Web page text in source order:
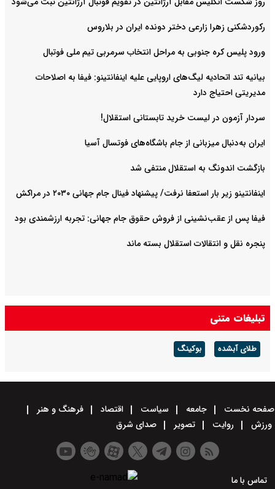
رکوردشکنی زهرا زارعی دختر دونده ایران در بلاروس
ورود پلیس کره جنوبی به مراحل انتخاب سرمربی تیم ملی فوتبال
بیانیه تند اتحادیه لیگ‌های اروپایی علیه اینفانتینو: فیفا به اصلاحات
مدیریتی احتیاج دارد
سردار آزمون در لیست خرید تابستانی استقلال!
ایران به‌دنبال میزبانی از جام باشگاه‌های فوتسال آسیا
بازگشت اندونگ به استقلال منتفی شد
اینفانتینو زیر بار استعفا نرفت/ پیشنهاد فینال جام جهانی ۲۰۳۰ در مراکش
فیفا پس از عقب‌نشینی از فروش حقوق جام جهانی: تجربه ارزشمندی بود
پنجره نقل و انتقالات استقلال بسته ماند
تبلیغات متنی
طلای آبشده بوکینگ
صفحه نخست جامعه سیاست اقتصاد
فرهنگ و هنر
ورزش
روایت تصویر صدای شرق
تماس با ما